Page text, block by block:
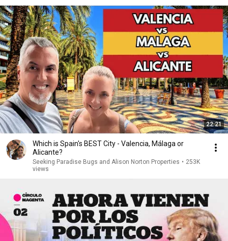
22:21
Which is Spain's BEST City - Valencia, Málaga or
Alicante?
Seeking Paradise Bugs and Alison Norton Properties • 253K
views